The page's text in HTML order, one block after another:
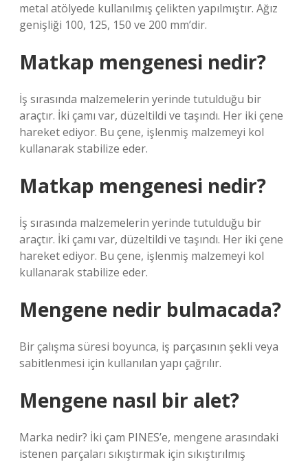
metal atölyede kullanılmış çelikten yapılmıştır. Ağız
genişliği 100, 125, 150 ve 200 mm’dir.
Matkap mengenesi nedir?
İş sırasında malzemelerin yerinde tutulduğu bir
araçtır. İki çamı var, düzeltildi ve taşındı. Her iki çene
hareket ediyor. Bu çene, işlenmiş malzemeyi kol
kullanarak stabilize eder.
Matkap mengenesi nedir?
İş sırasında malzemelerin yerinde tutulduğu bir
araçtır. İki çamı var, düzeltildi ve taşındı. Her iki çene
hareket ediyor. Bu çene, işlenmiş malzemeyi kol
kullanarak stabilize eder.
Mengene nedir bulmacada?
Bir çalışma süresi boyunca, iş parçasının şekli veya
sabitlenmesi için kullanılan yapı çağrılır.
Mengene nasıl bir alet?
Marka nedir? İki çam PINES’e, mengene arasındaki
istenen parçaları sıkıştırmak için sıkıştırılmış